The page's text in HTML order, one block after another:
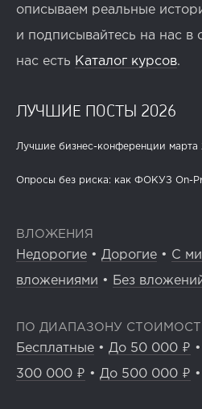
описываем реальные
и подписывайтесь на нас в
нас есть Каталог курсов.
ЛУЧШИЕ ПОСТЫ 2026
Лучшие бизнес-конференции марта
Опросы без риска: как ФОКУЗ On-
ВЛОЖЕНИЯ
Недорогие • Дорогие • С
вложениями • Без
ПО ДИАПАЗОНУ
Бесплатные • До 50 000 ₽ •
300 000 ₽ • До 500 000 ₽ •